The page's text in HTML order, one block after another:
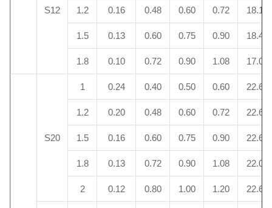
S12 1.2 0.16 0.48 0.60 0.72 18.1
1.5 0.13 0.60 0.75 0.90 18.4
1.8 0.10 0.72 0.90 1.08 17.0
S20
1 0.24 0.40 0.50 0.60 22.6
1.2 0.20 0.48 0.60 0.72 22.6
1.5 0.16 0.60 0.75 0.90 22.6
1.8 0.13 0.72 0.90 1.08 22.0
2 0.12 0.80 1.00 1.20 22.6